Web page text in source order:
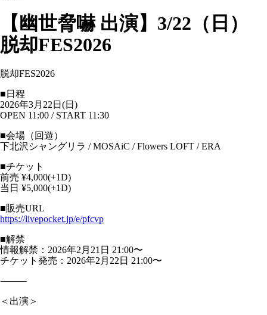
【幽世脅嚇 出演】3/22（日）
脱却FES2026
脱却FES2026
■日程
2026年3月22日(日)
OPEN 11:00 / START 11:30
■会場（回遊）
下北沢シャングリラ / MOSAiC / Flowers LOFT / ERA
■チケット
前売 ¥4,000(+1D)
当日 ¥5,000(+1D)
■販売URL
https://livepocket.jp/e/pfcvp
■解禁
情報解禁：2026年2月21日 21:00〜
チケット発売：2026年2月22日 21:00〜
⸻
＜出演＞